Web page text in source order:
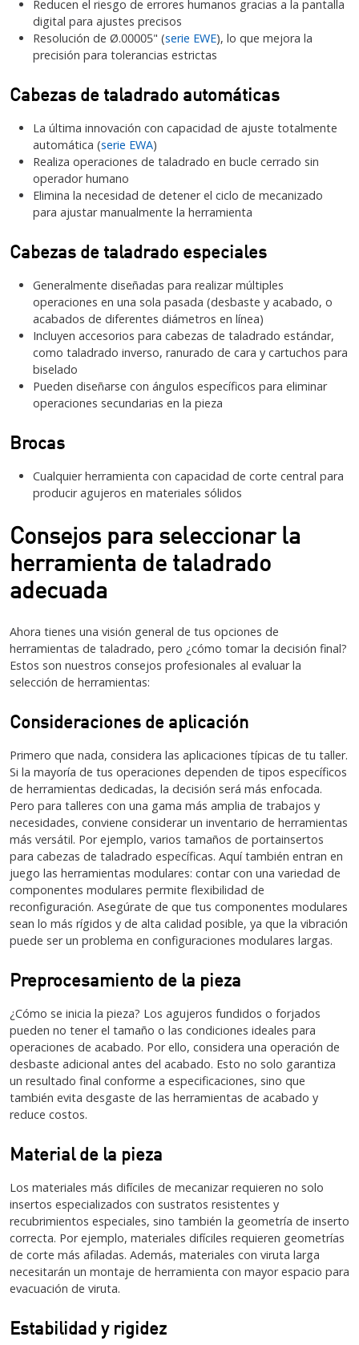
Reducen el riesgo de errores humanos gracias a la pantalla
digital para ajustes precisos
Resolución de Ø.00005" (serie EWE), lo que mejora la
precisión para tolerancias estrictas
Cabezas de taladrado automáticas
La última innovación con capacidad de ajuste totalmente
automática (serie EWA)
Realiza operaciones de taladrado en bucle cerrado sin
operador humano
Elimina la necesidad de detener el ciclo de mecanizado
para ajustar manualmente la herramienta
Cabezas de taladrado especiales
Generalmente diseñadas para realizar múltiples
operaciones en una sola pasada (desbaste y acabado, o
acabados de diferentes diámetros en línea)
Incluyen accesorios para cabezas de taladrado estándar,
como taladrado inverso, ranurado de cara y cartuchos para
biselado
Pueden diseñarse con ángulos específicos para eliminar
operaciones secundarias en la pieza
Brocas
Cualquier herramienta con capacidad de corte central para
producir agujeros en materiales sólidos
Consejos para seleccionar la
herramienta de taladrado
adecuada
Ahora tienes una visión general de tus opciones de
herramientas de taladrado, pero ¿cómo tomar la decisión final?
Estos son nuestros consejos profesionales al evaluar la
selección de herramientas:
Consideraciones de aplicación
Primero que nada, considera las aplicaciones típicas de tu taller.
Si la mayoría de tus operaciones dependen de tipos específicos
de herramientas dedicadas, la decisión será más enfocada.
Pero para talleres con una gama más amplia de trabajos y
necesidades, conviene considerar un inventario de herramientas
más versátil. Por ejemplo, varios tamaños de portainsertos
para cabezas de taladrado específicas. Aquí también entran en
juego las herramientas modulares: contar con una variedad de
componentes modulares permite flexibilidad de
reconfiguración. Asegúrate de que tus componentes modulares
sean lo más rígidos y de alta calidad posible, ya que la vibración
puede ser un problema en configuraciones modulares largas.
Preprocesamiento de la pieza
¿Cómo se inicia la pieza? Los agujeros fundidos o forjados
pueden no tener el tamaño o las condiciones ideales para
operaciones de acabado. Por ello, considera una operación de
desbaste adicional antes del acabado. Esto no solo garantiza
un resultado final conforme a especificaciones, sino que
también evita desgaste de las herramientas de acabado y
reduce costos.
Material de la pieza
Los materiales más difíciles de mecanizar requieren no solo
insertos especializados con sustratos resistentes y
recubrimientos especiales, sino también la geometría de inserto
correcta. Por ejemplo, materiales difíciles requieren geometrías
de corte más afiladas. Además, materiales con viruta larga
necesitarán un montaje de herramienta con mayor espacio para
evacuación de viruta.
Estabilidad y rigidez